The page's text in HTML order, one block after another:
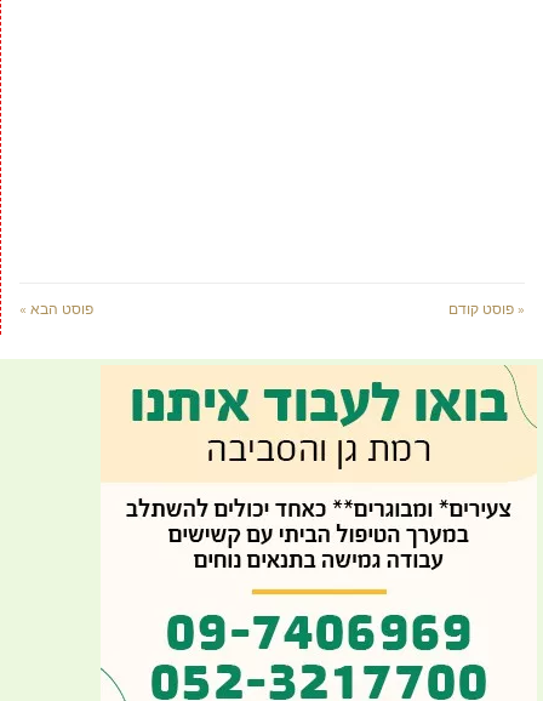
« פוסט קודם פוסט הבא »